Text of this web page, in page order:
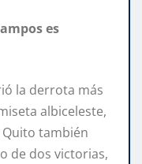
es
la derrota más
albiceleste,
también
de dos victorias,